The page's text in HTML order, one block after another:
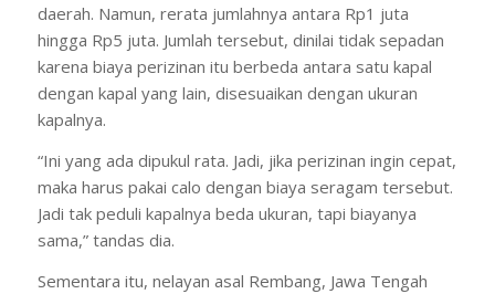
daerah. Namun, rerata jumlahnya antara Rp1 juta
hingga Rp5 juta. Jumlah tersebut, dinilai tidak sepadan
karena biaya perizinan itu berbeda antara satu kapal
dengan kapal yang lain, disesuaikan dengan ukuran
kapalnya.
“Ini yang ada dipukul rata. Jadi, jika perizinan ingin cepat,
maka harus pakai calo dengan biaya seragam tersebut.
Jadi tak peduli kapalnya beda ukuran, tapi biayanya
sama,” tandas dia.
Sementara itu, nelayan asal Rembang, Jawa Tengah